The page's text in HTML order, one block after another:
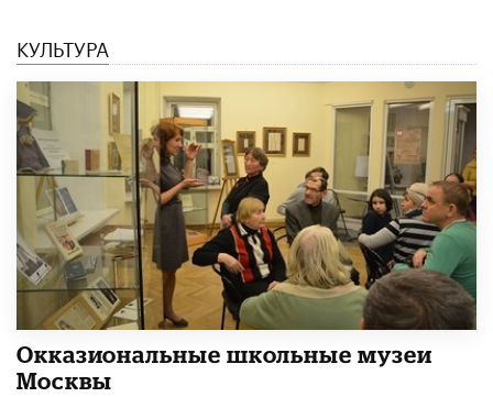
КУЛЬТУРА
​Окказиональные школьные музеи
Москвы